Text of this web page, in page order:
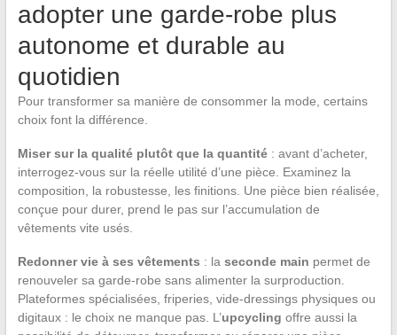
adopter une garde-robe plus
autonome et durable au
quotidien
Pour transformer sa manière de consommer la mode, certains
choix font la différence.
Miser sur la qualité plutôt que la quantité: avant d’acheter,
interrogez-vous sur la réelle utilité d’une pièce. Examinez la
composition, la robustesse, les finitions. Une pièce bien réalisée,
conçue pour durer, prend le pas sur l’accumulation de
vêtements vite usés.
Redonner vie à ses vêtements : la seconde main permet de
renouveler sa garde-robe sans alimenter la surproduction.
Plateformes spécialisées, friperies, vide-dressings physiques ou
digitaux : le choix ne manque pas. L’upcycling offre aussi la